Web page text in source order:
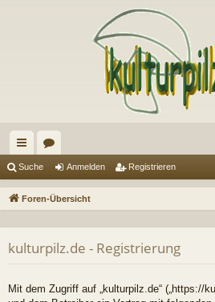
ch
ne
riff
en
Suche Anmelden Registrieren
Foren-Übersicht
kulturpilz.de - Registrierung
Mit dem Zugriff auf „kulturpilz.de“ („https://